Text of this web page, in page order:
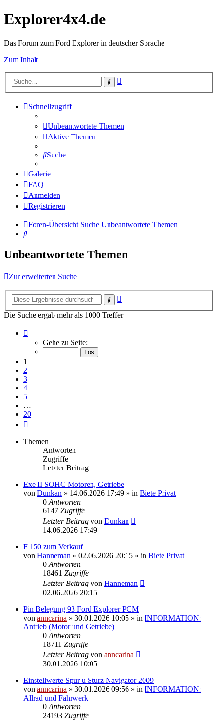
Explorer4x4.de
Das Forum zum Ford Explorer in deutscher Sprache
Zum Inhalt
Suche
Schnellzugriff
Unbeantwortete Themen
Aktive Themen
Suche
Galerie
FAQ
Anmelden
Registrieren
Foren-Übersicht Suche Unbeantwortete Themen
Suche
Unbeantwortete Themen
Zur erweiterten Suche
Suche
Die Suche ergab mehr als 1000 Treffer
von
Gehe zu Seite:
1
2
3
4
5
…
20
Themen
Antworten
Zugriffe
Letzter Beitrag
Exe II SOHC Motoren, Getriebe
von Dunkan » 14.06.2026 17:49 » in Biete Privat
0 Antworten
6147 Zugriffe
Letzter Beitrag von Dunkan
14.06.2026 17:49
F 150 zum Verkauf
von Hanneman » 02.06.2026 20:15 » in Biete Privat
0 Antworten
18461 Zugriffe
Letzter Beitrag von Hanneman
02.06.2026 20:15
Pin Belegung 93 Ford Explorer PCM
von anncarina » 30.01.2026 10:05 » in INFORMATION:
Antrieb (Motor und Getriebe)
0 Antworten
18711 Zugriffe
Letzter Beitrag von anncarina
30.01.2026 10:05
Einstellwerte Spur u Sturz Navigator 2009
von anncarina » 30.01.2026 09:56 » in INFORMATION:
Allrad und Fahrwerk
0 Antworten
24193 Zugriffe